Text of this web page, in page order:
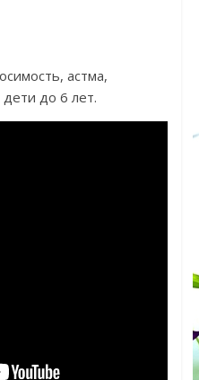
астма,
до 6 лет.